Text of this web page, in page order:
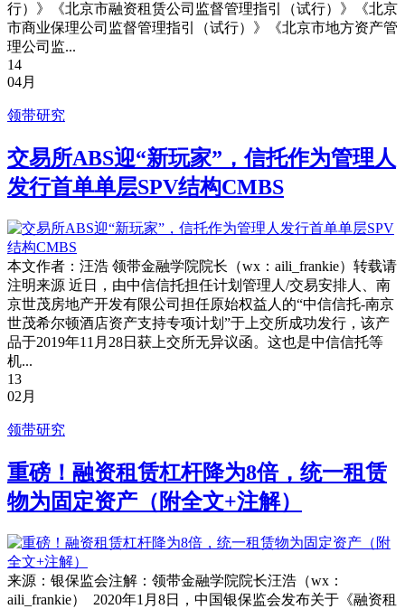
行）》《北京市融资租赁公司监督管理指引（试行）》《北京
市商业保理公司监督管理指引（试行）》《北京市地方资产管
理公司监...
14
04月
领带研究
交易所ABS迎“新玩家”，信托作为管理人
发行首单单层SPV结构CMBS
本文作者：汪浩 领带金融学院院长（wx：aili_frankie）转载请
注明来源 近日，由中信信托担任计划管理人/交易安排人、南
京世茂房地产开发有限公司担任原始权益人的“中信信托-南京
世茂希尔顿酒店资产支持专项计划”于上交所成功发行，该产
品于2019年11月28日获上交所无异议函。这也是中信信托等
机...
13
02月
领带研究
重磅！融资租赁杠杆降为8倍，统一租赁
物为固定资产（附全文+注解）
来源：银保监会注解：领带金融学院院长汪浩（wx：
aili_frankie） 2020年1月8日，中国银保监会发布关于《融资租